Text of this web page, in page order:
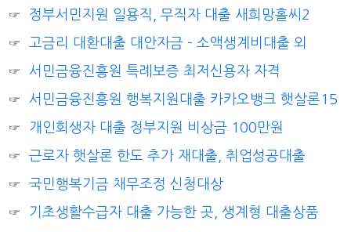
정부서민지원 일용직, 무직자 대출 새희망홀씨2
고금리 대환대출 대안자금 – 소액생계비대출 외
서민금융진흥원 특례보증 최저신용자 자격
서민금융진흥원 행복지원대출 카카오뱅크 햇살론15
개인회생자 대출 정부지원 비상금 100만원
근로자 햇살론 한도 추가 재대출, 취업성공대출
국민행복기금 채무조정 신청대상
기초생활수급자 대출 가능한 곳, 생계형 대출상품